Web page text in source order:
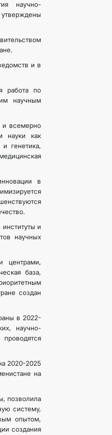
научно-
и в
работа по
научным
и всемерно
науки как
и генетика,
в
и
научных
центрами,
база,
создан
в 2022-
научно-
2020-2025
на
позволила
систему,
опытом,
создания